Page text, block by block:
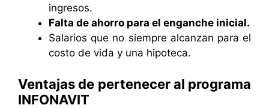
ingresos.
Falta de ahorro para el enganche inicial.
Salarios que no siempre alcanzan para el
costo de vida y una hipoteca.
Ventajas de pertenecer al programa
INFONAVIT